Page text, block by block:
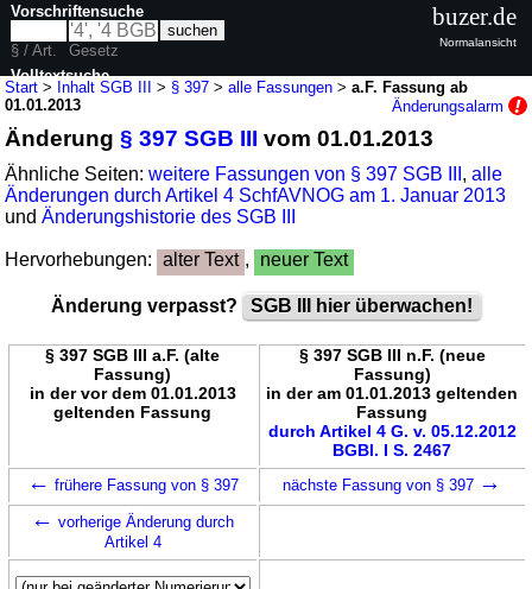
Start > Inhalt SGB III > § 397 >alle Fassungen >a.F. Fassung ab
01.01.2013
Änderungsalarm
Änderung§ 397 SGB III vom 01.01.2013
Ähnliche Seiten:weitere Fassungen von § 397 SGB III ,alle
Änderungen durch Artikel 4 SchfAVNOG am 1. Januar 2013
undÄnderungshistorie des SGB III
Hervorhebungen: alter Text , neuer Text
Änderung verpasst? SGB III hier überwachen!
§ 397 SGB III a.F. (alte
Fassung)
in der vor dem 01.01.2013
geltenden Fassung
§ 397 SGB III n.F. (neue
Fassung)
in der am 01.01.2013 geltenden
Fassung
durch Artikel 4 G. v. 05.12.2012
BGBl. I S. 2467
← frühere Fassung von § 397 nächste Fassung von § 397 →
← vorherige Änderung durch
Artikel 4
Vorschriftensuche
§ / Art.
Gesetz
Volltextsuche
buzer.de
Normalansicht